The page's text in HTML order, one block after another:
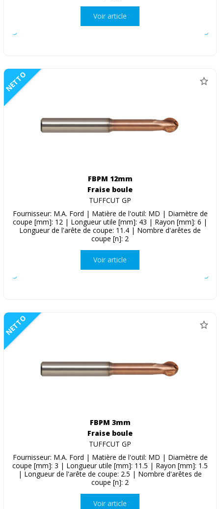
Voir article
NETTO
FBPM 12mm
Fraise boule
TUFFCUT GP
Fournisseur: M.A. Ford | Matière de l'outil: MD | Diamètre de
coupe [mm]: 12 | Longueur utile [mm]: 43 | Rayon [mm]: 6 |
Longueur de l'arête de coupe: 11.4 | Nombre d'arêtes de
coupe [n]: 2
Voir article
NETTO
FBPM 3mm
Fraise boule
TUFFCUT GP
Fournisseur: M.A. Ford | Matière de l'outil: MD | Diamètre de
coupe [mm]: 3 | Longueur utile [mm]: 11.5 | Rayon [mm]: 1.5
| Longueur de l'arête de coupe: 2.5 | Nombre d'arêtes de
coupe [n]: 2
Voir article